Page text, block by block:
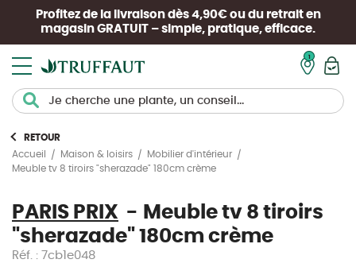
Profitez de la livraison dès 4,90€ ou du retrait en
magasin GRATUIT – simple, pratique, efficace.
RETOUR
Accueil
Maison & loisirs
Mobilier d'intérieur
Meuble tv 8 tiroirs "sherazade" 180cm crème
PARIS PRIX
Meuble tv 8 tiroirs
"sherazade" 180cm crème
Réf. : 7cb1e048